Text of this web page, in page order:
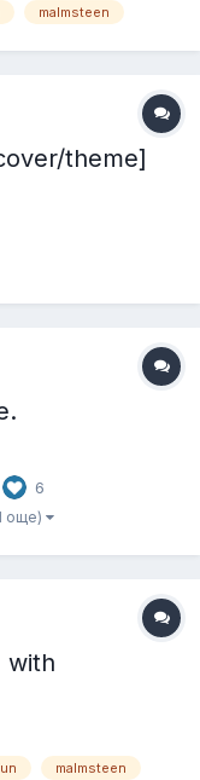
malmsteen
theme]
6
още)
with
malmsteen